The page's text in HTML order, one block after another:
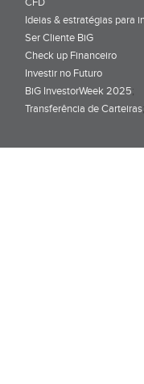
Ideias & estratégias para
Ser Cliente BiG
Check up Financeiro
Investir no Futuro
BiG InvestorWeek 2025;
Transferência de Carteiras;